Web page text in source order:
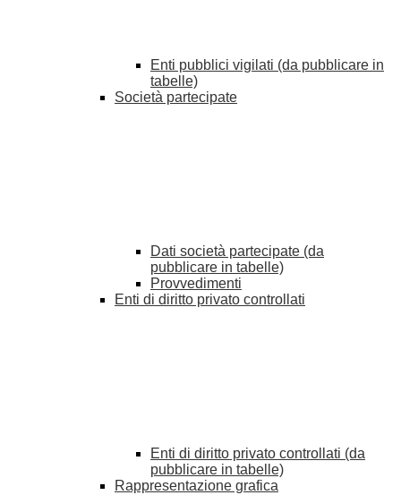
Enti pubblici vigilati (da pubblicare in
tabelle)
Società partecipate
Dati società partecipate (da
pubblicare in tabelle)
Provvedimenti
Enti di diritto privato controllati
Enti di diritto privato controllati (da
pubblicare in tabelle)
Rappresentazione grafica